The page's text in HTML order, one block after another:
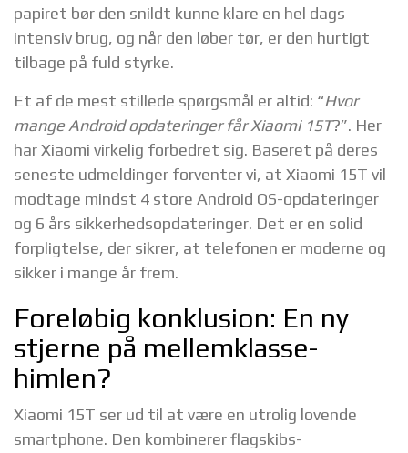
papiret bør den snildt kunne klare en hel dags
intensiv brug, og når den løber tør, er den hurtigt
tilbage på fuld styrke.
Et af de mest stillede spørgsmål er altid: “Hvor
mange Android opdateringer får Xiaomi 15T?”. Her
har Xiaomi virkelig forbedret sig. Baseret på deres
seneste udmeldinger forventer vi, at Xiaomi 15T vil
modtage mindst 4 store Android OS-opdateringer
og 6 års sikkerhedsopdateringer. Det er en solid
forpligtelse, der sikrer, at telefonen er moderne og
sikker i mange år frem.
Foreløbig konklusion: En ny
stjerne på mellemklasse-
himlen?
Xiaomi 15T ser ud til at være en utrolig lovende
smartphone. Den kombinerer flagskibs-